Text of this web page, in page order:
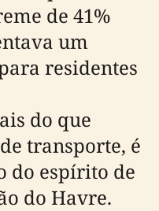
de 41%
um
residentes
do que
transporte, é
do espírito de
do Havre.